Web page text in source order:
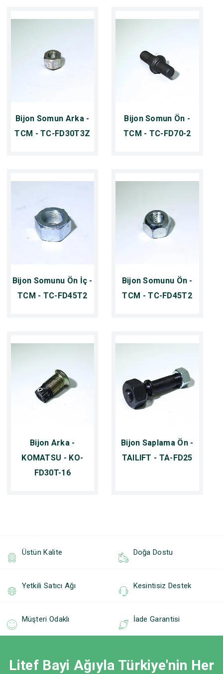
Bijon Somun Arka -
TCM - TC-FD30T3Z
Bijon Somun Ön -
TCM - TC-FD70-2
Bijon Somunu Ön İç -
TCM - TC-FD45T2
Bijon Somunu Ön -
TCM - TC-FD45T2
Bijon Arka -
KOMATSU - KO-
FD30T-16
Bijon Saplama Ön -
TAILIFT - TA-FD25
Üstün Kalite Doğa Dostu
Yetkili Satıcı Ağı Kesintisiz Destek
Müşteri Odaklı İade Garantisi
Litef Bayi Ağıyla Türkiye'nin Her